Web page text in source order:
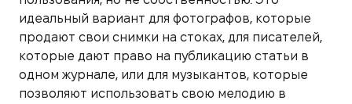
идеальный вариант для фотографов, которые
продают свои снимки на стоках, для писателей,
которые дают право на публикацию статьи в
одном журнале, или для музыкантов, которые
позволяют использовать свою мелодию в